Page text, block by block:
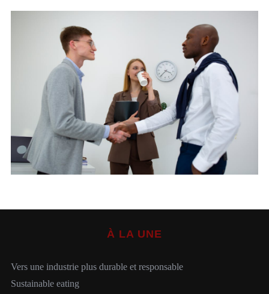
À LA UNE
Vers une industrie plus durable et responsable
Sustainable eating
S
e
c
r